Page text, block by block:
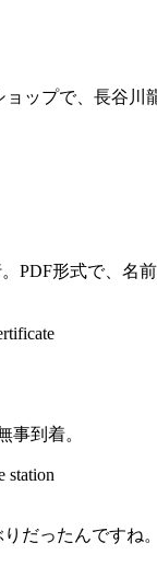
ップで、長谷
PDF形式で、
事到着。
station
だったんですね。